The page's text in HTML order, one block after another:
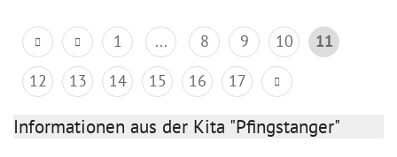
1 ... 8 9 10
11
12
13 14 15 16 17
Informationen aus der Kita "Pfingstanger"